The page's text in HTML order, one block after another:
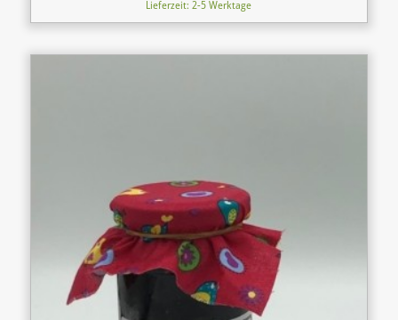
Lieferzeit: 2-5 Werktage